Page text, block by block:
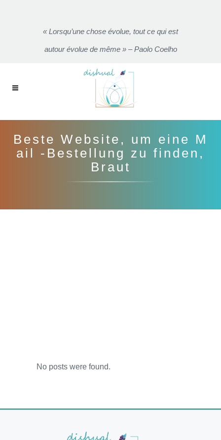
« Lorsqu’une chose évolue, tout ce qui est
autour évolue de même » – Paolo Coelho
Beste Website, um eine M
ail -Bestellung zu finden,
Braut
No posts were found.